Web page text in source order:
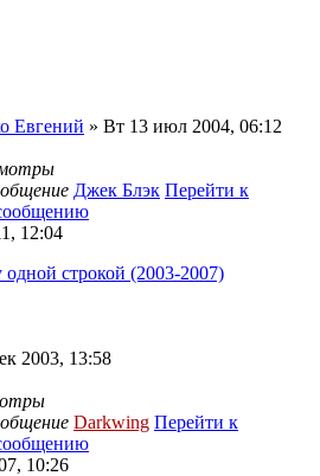
Евгений » Вт 13 июл 2004, 06:12
Джек Блэк Перейти к
12:04
одной строкой (2003-2007)
2003, 13:58
Darkwing Перейти к
10:26